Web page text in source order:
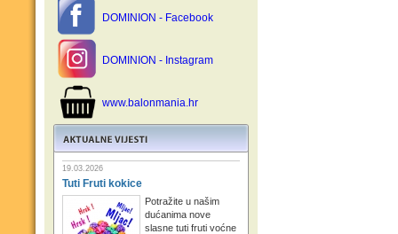
DOMINION - Facebook
DOMINION - Instagram
www.balonmania.hr
19.03.2026
Tuti Fruti kokice
Potražite u našim
dućanima nove
slasne tuti fruti voćne